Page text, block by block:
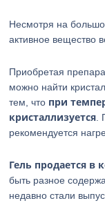
Несмотря на
активное вещество
Приобретая
можно найти
тем, что при
кристаллизуется
рекомендуется
Гель продается в
быть разное
недавно стали